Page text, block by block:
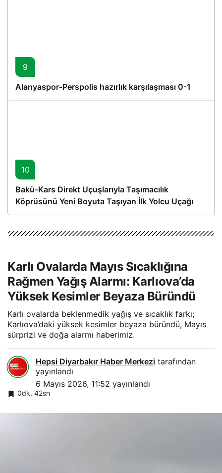
9
Alanyaspor-Perspolis hazırlık karşılaşması 0-1
10
Bakü-Kars Direkt Uçuşlarıyla Taşımacılık
Köprüsünü Yeni Boyuta Taşıyan İlk Yolcu Uçağı
Hareket Etti
Karlı Ovalarda Mayıs Sıcaklığına
Rağmen Yağış Alarmı: Karlıova’da
Yüksek Kesimler Beyaza Büründü
Karlı ovalarda beklenmedik yağış ve sıcaklık farkı;
Karlıova’daki yüksek kesimler beyaza büründü, Mayıs
sürprizi ve doğa alarmı haberimiz.
Hepsi Diyarbakır Haber Merkezi tarafından
yayınlandı
6 Mayıs 2026, 11:52 yayınlandı
0dk, 42sn